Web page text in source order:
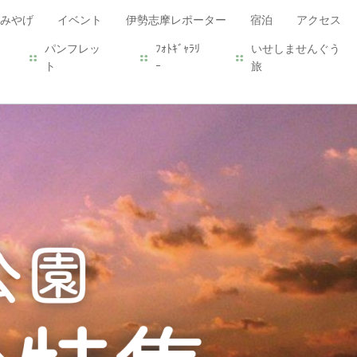
やげ イベント 伊勢志摩レポーター 宿泊 アクセス
パンフレッ
ト
ﾌｫﾄｷﾞｬﾗﾘ
ｰ
いせしませんぐう
旅